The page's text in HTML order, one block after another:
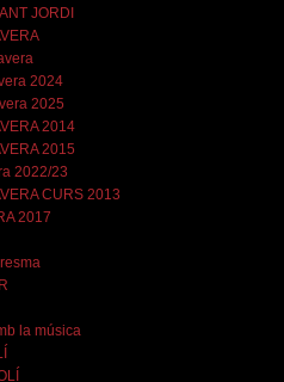
JORDI
2024
2025
2014
2015
2022/23
CURS 2013
2017
la música